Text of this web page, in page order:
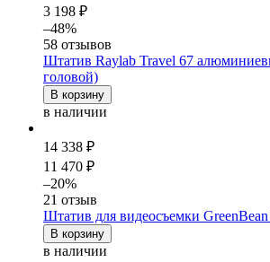
3 198 ₽
–48%
58 отзывов
Штатив Raylab Travel 67
головой)
В корзину
в наличии
14 338 ₽
11 470 ₽
–20%
21 отзыв
Штатив для видеосъемки
В корзину
в наличии